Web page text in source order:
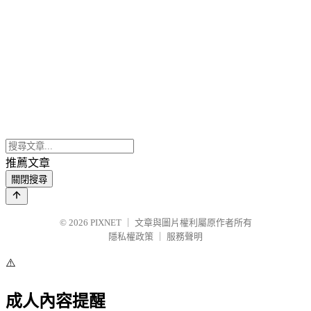
推薦文章
關閉搜尋
© 2026 PIXNET
文章與圖片權利屬原作者所有
隱私權政策
服務聲明
⚠️
成人內容提醒